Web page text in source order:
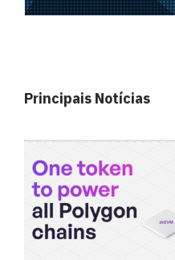
Principais Notícias